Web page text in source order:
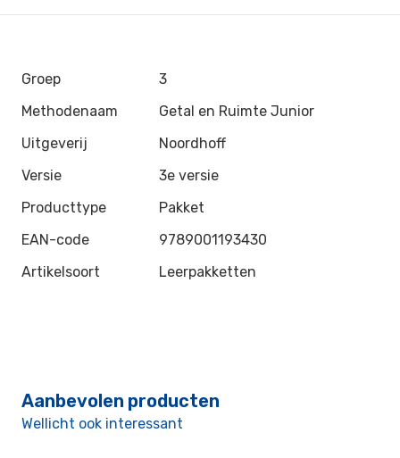
Groep
3
Methodenaam
Getal en Ruimte Junior
Uitgeverij
Noordhoff
Versie
3e versie
Producttype
Pakket
EAN-code
9789001193430
Artikelsoort
Leerpakketten
Aanbevolen producten
Wellicht ook interessant